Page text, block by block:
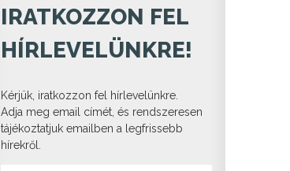
IRATKOZZON FEL
HÍRLEVELÜNKRE!
Kérjük, iratkozzon fel hírlevelünkre.
Adja meg email címét, és rendszeresen
tájékoztatjuk emailben a legfrissebb
hírekről.